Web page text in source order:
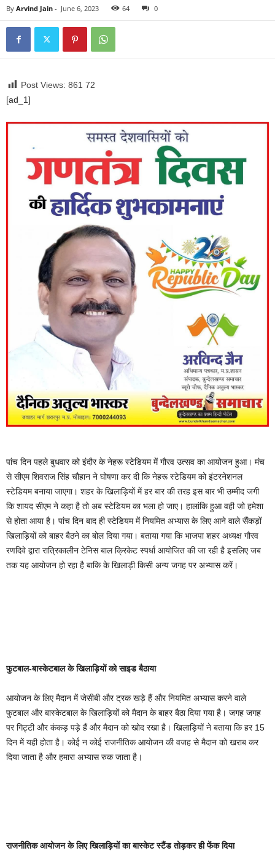
By Arvind Jain - June 6, 2023 64 0
Post Views: 861 72
[ad_1]
पांच दिन पहले बुधवार को इंदौर के नेहरू स्टेडियम में गौरव उत्सव का आयोजन हुआ। मंच
से सीएम शिवराज सिंह चौहान ने घोषणा कर दी कि नेहरू स्टेडियम को इंटरनेशनल
स्टेडियम बनाया जाएगा। शहर के खिलाड़ियों में हर बार की तरह इस बार भी उम्मीद जगी
कि शायद सीएम ने कहा है तो अब स्टेडियम का भला हो जाए। हालांकि हुआ वही जो हमेशा
से होता आया है। पांच दिन बाद ही स्टेडियम में नियमित अभ्यास के लिए आने वाले सैंकड़ों
खिलाड़ियों को बाहर बैठने का बोल दिया गया। बताया गया कि भाजपा शहर अध्यक्ष गौरव
रणदिवे द्वारा रात्रिकालीन टेनिस बाल क्रिकेट स्पर्धा आयोजित की जा रही है इसलिए जब
तक यह आयोजन हो रहा है बाकि के खिलाड़ी किसी अन्य जगह पर अभ्यास करें।
फुटबाल-बास्केटबाल के खिलाड़ियों को साइड बैठाया
आयोजन के लिए मैदान में जेसीबी और ट्रक खड़े हैं और नियमित अभ्यास करने वाले
फुटबाल और बास्केटबाल के खिलाड़ियों को मैदान के बाहर बैठा दिया गया है। जगह जगह
पर गिट्टी और कंकड़ पड़े हैं और मैदान को खोद रखा है। खिलाड़ियों ने बताया कि हर 15
दिन में यही होता है। कोई न कोई राजनीतिक आयोजन की वजह से मैदान को खराब कर
दिया जाता है और हमारा अभ्यास रुक जाता है।
राजनीतिक आयोजन के लिए खिलाड़ियों का बास्केट स्टैंड तोड़कर ही फेंक दिया